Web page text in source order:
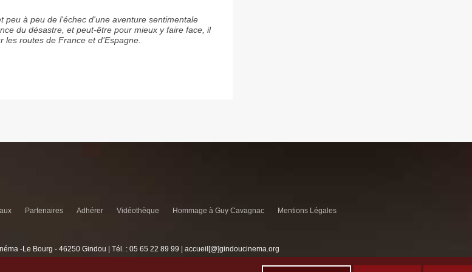
peu à peu de l'échec d'une aventure sentimentale
du désastre, et peut-être pour mieux y faire face, il
routes de France et d’Espagne.
Partenaires Adhérer Vidéothèque Hommage à Guy Cavagnac Mentions Légales
-Le Bourg - 46250 Gindou | Tél. : 05 65 22 89 99 | accueil[@]gindoucinema.org